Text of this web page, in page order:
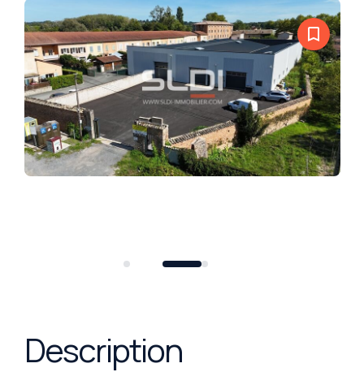
bookmark_border
Description